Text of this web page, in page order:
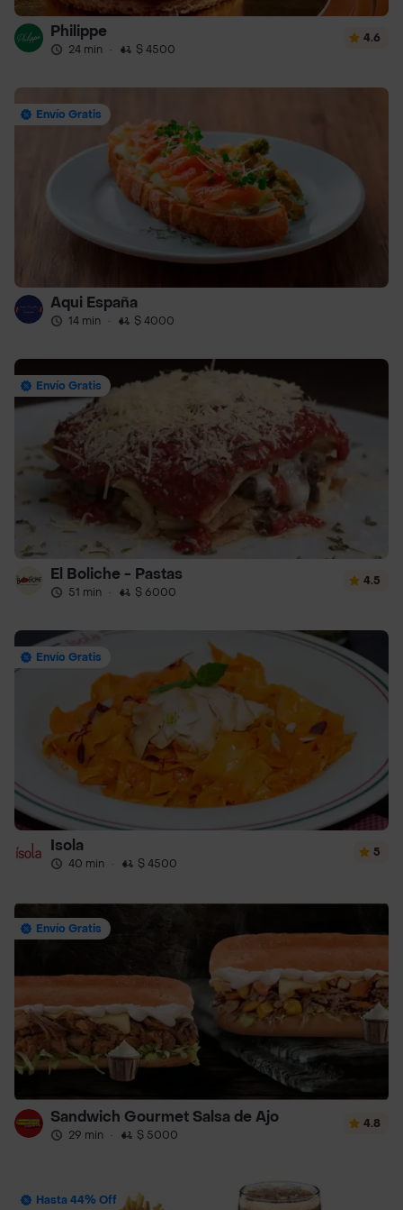
Philippe
24 min · $ 4500
4.6
Envío Gratis
Aqui España
14 min · $ 4000
Envío Gratis
El Boliche - Pastas
51 min · $ 6000
4.5
Envío Gratis
Isola
40 min · $ 4500
5
Envío Gratis
Sandwich Gourmet Salsa de Ajo
29 min · $ 5000
4.8
Hasta 44% Off